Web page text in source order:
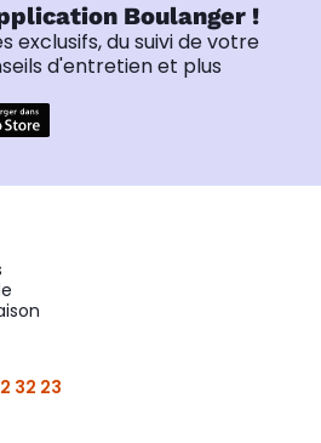
Boulanger !
exclusifs, du suivi de votre
d'entretien et plus
32 23